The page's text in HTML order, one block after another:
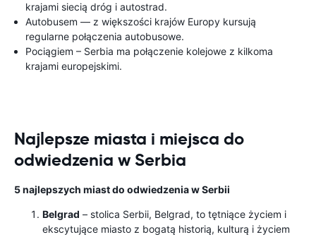
krajami siecią dróg i autostrad.
Autobusem — z większości krajów Europy kursują
regularne połączenia autobusowe.
Pociągiem – Serbia ma połączenie kolejowe z kilkoma
krajami europejskimi.
Najlepsze miasta i miejsca do
odwiedzenia w Serbia
5 najlepszych miast do odwiedzenia w Serbii
Belgrad – stolica Serbii, Belgrad, to tętniące życiem i
ekscytujące miasto z bogatą historią, kulturą i życiem